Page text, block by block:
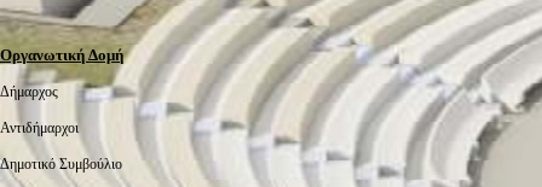
Οργανωτική Δομή
Δήμαρχος
Αντιδήμαρχοι
Δημοτικό Συμβούλιο